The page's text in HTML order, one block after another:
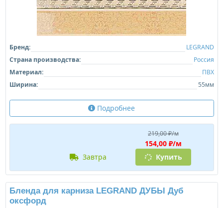
Бренд:
LEGRAND
Страна производства:
Россия
Материал:
ПВХ
Ширина:
55мм
Подробнее
219,00 ₽/м
154,00 ₽/м
завтра
Купить
Бленда для карниза LEGRAND ДУБЫ Дуб
оксфорд